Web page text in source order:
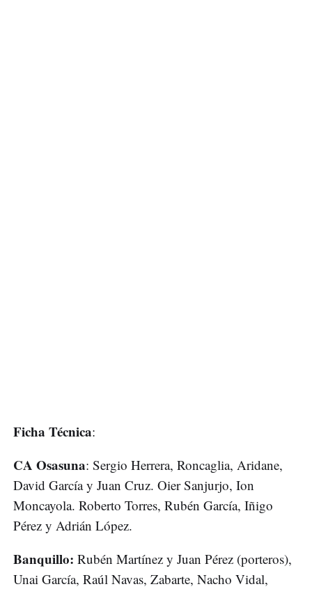
Ficha Técnica:
CA Osasuna: Sergio Herrera, Roncaglia, Aridane,
David García y Juan Cruz. Oier Sanjurjo, Ion
Moncayola. Roberto Torres, Rubén García, Iñigo
Pérez y Adrián López.
Banquillo: Rubén Martínez y Juan Pérez (porteros),
Unai García, Raúl Navas, Zabarte, Nacho Vidal,